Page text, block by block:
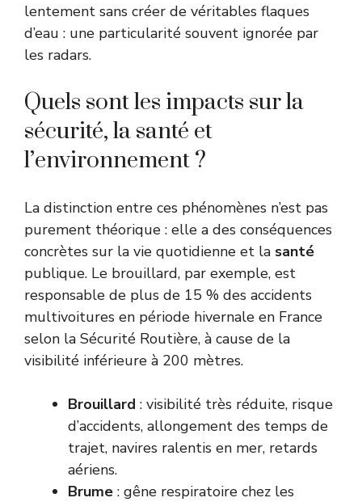
lentement sans créer de véritables flaques
d’eau : une particularité souvent ignorée par
les radars.
Quels sont les impacts sur la
sécurité, la santé et
l’environnement ?
La distinction entre ces phénomènes n’est pas
purement théorique : elle a des conséquences
concrètes sur la vie quotidienne et la santé
publique. Le brouillard, par exemple, est
responsable de plus de 15 % des accidents
multivoitures en période hivernale en France
selon la Sécurité Routière, à cause de la
visibilité inférieure à 200 mètres.
Brouillard : visibilité très réduite, risque
d’accidents, allongement des temps de
trajet, navires ralentis en mer, retards
aériens.
Brume : gêne respiratoire chez les